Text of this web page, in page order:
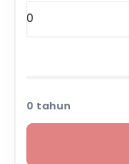
0 tahun